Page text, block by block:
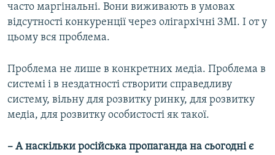
часто маргінальні. Вони виживають в умовах
відсутності конкуренції через олігархічні ЗМІ. І от у
цьому вся проблема.
Проблема не лише в конкретних медіа. Проблема в
системі і в нездатності створити справедливу
систему, вільну для розвитку ринку, для розвитку
медіа, для розвитку особистості як такої.
– А наскільки російська пропаганда на сьогодні є